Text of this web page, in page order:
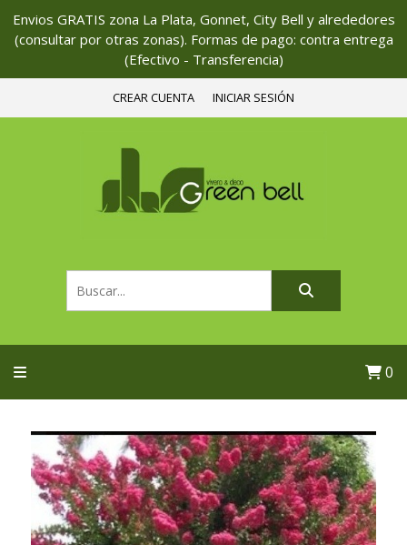
Envios GRATIS zona La Plata, Gonnet, City Bell y alrededores
(consultar por otras zonas). Formas de pago: contra entrega
(Efectivo - Transferencia)
CREAR CUENTA INICIAR SESIÓN
0